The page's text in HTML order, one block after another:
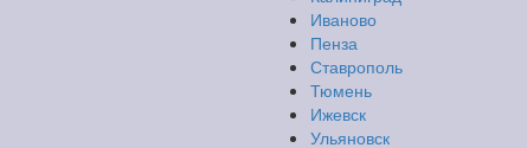
Иваново
Пенза
Ставрополь
Тюмень
Ижевск
Ульяновск